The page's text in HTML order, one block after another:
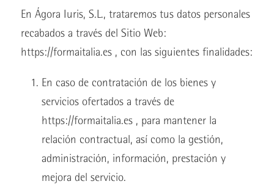
En Ágora Iuris, S.L., trataremos tus datos personales
recabados a través del Sitio Web:
https://formaitalia.es , con las siguientes finalidades:
En caso de contratación de los bienes y
servicios ofertados a través de
https://formaitalia.es , para mantener la
relación contractual, así como la gestión,
administración, información, prestación y
mejora del servicio.